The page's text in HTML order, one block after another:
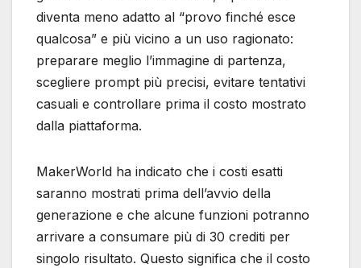
diventa meno adatto al “provo finché esce
qualcosa” e più vicino a un uso ragionato:
preparare meglio l’immagine di partenza,
scegliere prompt più precisi, evitare tentativi
casuali e controllare prima il costo mostrato
dalla piattaforma.
MakerWorld ha indicato che i costi esatti
saranno mostrati prima dell’avvio della
generazione e che alcune funzioni potranno
arrivare a consumare più di 30 crediti per
singolo risultato. Questo significa che il costo